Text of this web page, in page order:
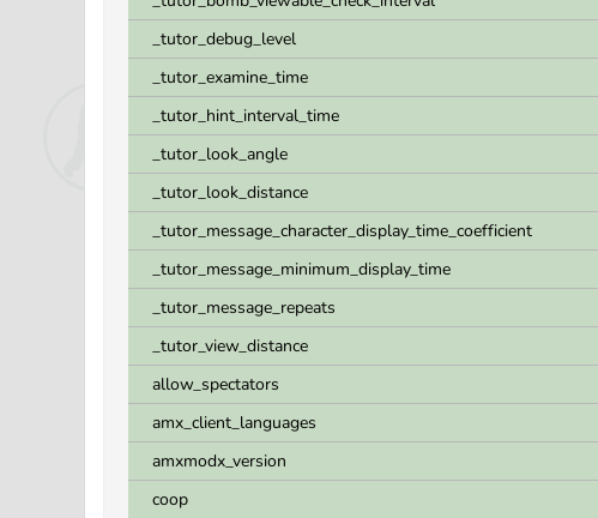
_tutor_debug_level
_tutor_examine_time
_tutor_hint_interval_time
_tutor_look_angle
_tutor_look_distance
_tutor_message_character_display_time_coefficient
_tutor_message_minimum_display_time
_tutor_message_repeats
_tutor_view_distance
allow_spectators
amx_client_languages
amxmodx_version
coop